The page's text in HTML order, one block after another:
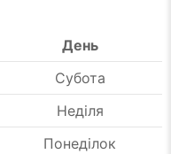
День
Субота
Неділя
Понеділок